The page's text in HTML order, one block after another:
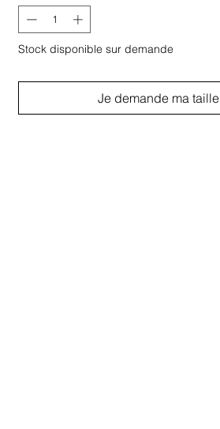
Stock disponible sur demande
Je demande ma taille